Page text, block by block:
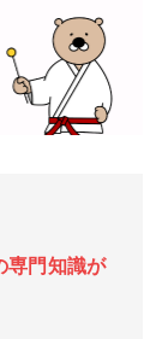
専門知識が